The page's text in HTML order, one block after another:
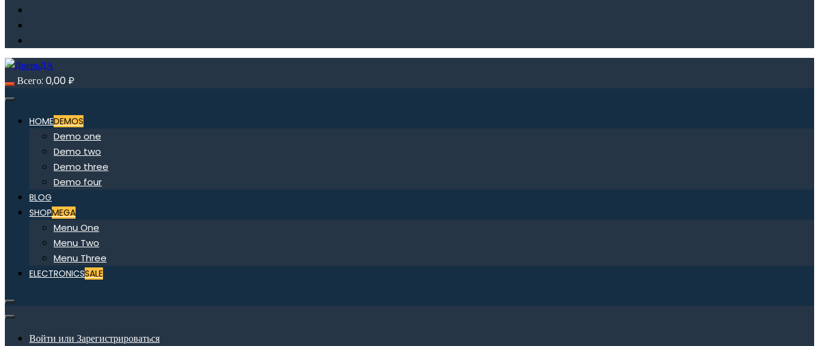
Всего: 0,00₽
HOMEDEMOS
Demo one
Demo two
Demo three
Demo four
BLOG
SHOPMEGA
Menu One
Menu Two
Menu Three
ELECTRONICSSALE
Войти или Зарегистрироваться